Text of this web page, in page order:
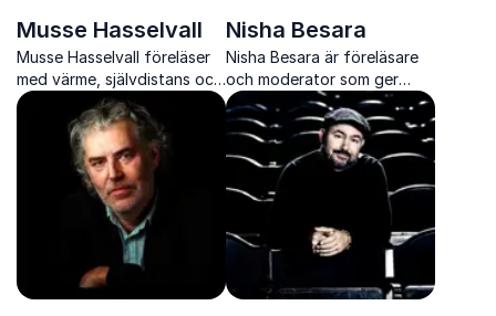
Musse Hasselvall
Musse Hasselvall föreläser
med värme, självdistans och
konkreta exempel om
machokultur, självinsikt och
hur vi kan skapa positiv
förändring.
Nisha Besara
Nisha Besara är föreläsare
och moderator som ger
publiken nya perspektiv på
samhälle, påverkan och
kommunikation i en komplex
samtid.